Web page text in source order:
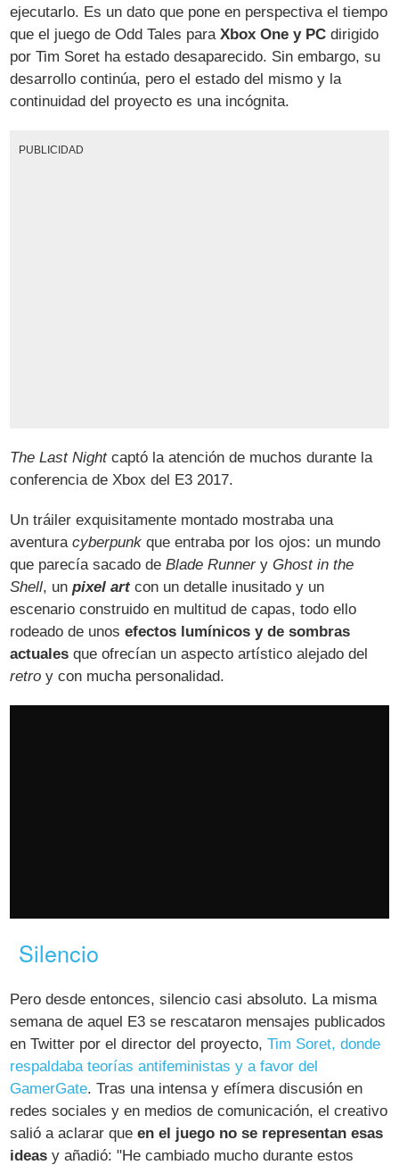
ejecutarlo. Es un dato que pone en perspectiva el tiempo
que el juego de Odd Tales paraXbox One y PC dirigido
por Tim Soret ha estado desaparecido. Sin embargo, su
desarrollo continúa, pero el estado del mismo y la
continuidad del proyecto es una incógnita.
PUBLICIDAD
The Last Nightcaptó la atención de muchos durante la
conferencia de Xbox del E3 2017.
Un tráiler exquisitamente montado mostraba una
aventuracyberpunk que entraba por los ojos: un mundo
que parecía sacado deBlade RunneryGhost in the
Shell, unpixel artcon un detalle inusitado y un
escenario construido en multitud de capas, todo ello
rodeado de unosefectos lumínicos y de sombras
actuales que ofrecían un aspecto artístico alejado del
retro y con mucha personalidad.
Silencio
Pero desde entonces, silencio casi absoluto. La misma
semana de aquel E3 se rescataron mensajes publicados
en Twitter por el director del proyecto,Tim Soret, donde
respaldaba teorías antifeministas y a favor del
GamerGate. Tras una intensa y efímera discusión en
redes sociales y en medios de comunicación, el creativo
salió a aclarar queen el juego no se representan esas
ideas y añadió: "He cambiado mucho durante estos